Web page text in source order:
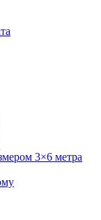
3×6 метра